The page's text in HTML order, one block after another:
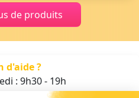
de produits
d'aide ?
: 9h30 - 19h